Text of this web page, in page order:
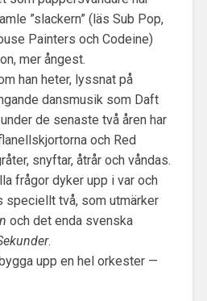
”slackern” (läs Sub Pop,
Painters och Codeine)
mer ångest.
han heter, lyssnat på
dansmusik som Daft
de senaste två åren har
och Red
snyftar, åtrår och våndas.
frågor dyker upp i var och
speciellt två, som utmärker
och det enda svenska
.
upp en hel orkester —